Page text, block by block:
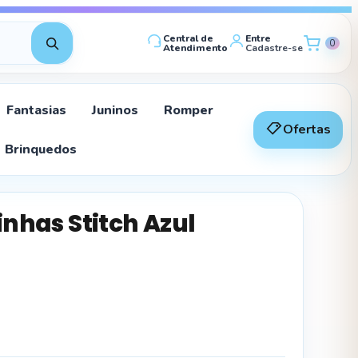
Central de
Atendimento
Entre
Cadastre-se 0
Fantasias Juninos Romper
Brinquedos
Ofertas
Stitch Azul